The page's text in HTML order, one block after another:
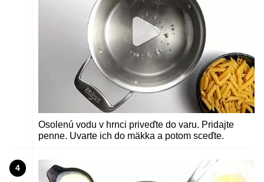
Osolenú vodu v hrnci priveďte do varu. Pridajte
penne. Uvarte ich do mäkka a potom sceďte.
4